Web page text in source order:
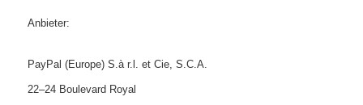
Anbieter:
PayPal (Europe) S.à r.l. et Cie, S.C.A.
22–24 Boulevard Royal